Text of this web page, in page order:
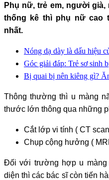
Phụ nữ, trẻ em, người
thống kê thì phụ nữ cao
nhất.
Nóng dạ dày là dấu hiệu
Góc giải đáp: Trẻ sơ sinh
Bị quai bị nên kiêng gì?
Thông thường thì u màng
thước lớn thông qua những
Cắt lớp vi tính ( CT
Chụp cộng hưởng (
Đối với trường hợp u màng
diện thì các bác sĩ còn tiến